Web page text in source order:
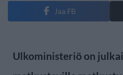
Jaa FB
Ulkoministeriö on